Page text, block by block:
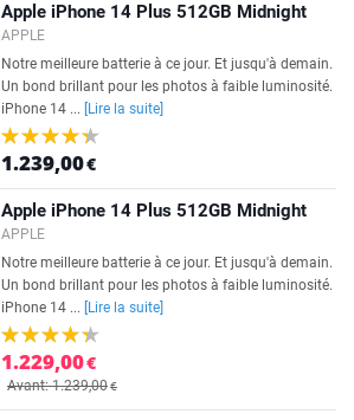
Apple iPhone 14 Plus 512GB Midnight
APPLE
Notre meilleure batterie à ce jour. Et jusqu'à demain.
Un bond brillant pour les photos à faible luminosité.
iPhone 14 ...
[Lire la suite]
1.239,00€
Apple iPhone 14 Plus 512GB Midnight
APPLE
Notre meilleure batterie à ce jour. Et jusqu'à demain.
Un bond brillant pour les photos à faible luminosité.
iPhone 14 ...
[Lire la suite]
1.229,00€
Avant: 1.239,00€